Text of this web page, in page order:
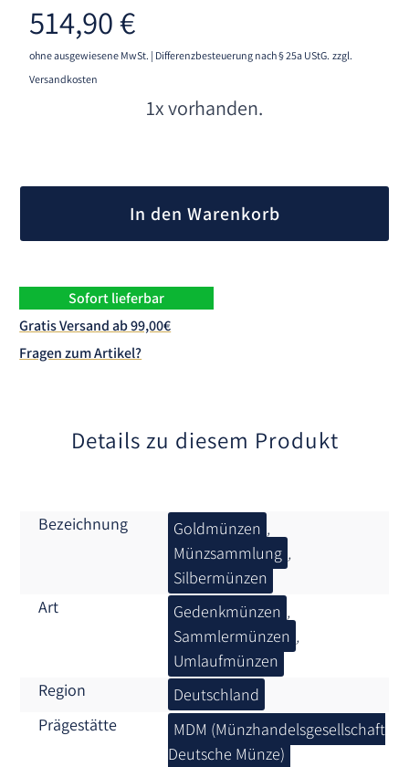
514,90€
ohne ausgewiesene MwSt. | Differenzbesteuerung nach § 25a UStG. zzgl.
Versandkosten
1x vorhanden.
In den Warenkorb
Sofort lieferbar
Gratis Versand ab 99,00€
Fragen zum Artikel?
Details zu diesem Produkt
Bezeichnung Goldmünzen ,
Münzsammlung ,
Silbermünzen
Art
Gedenkmünzen ,
Sammlermünzen ,
Umlaufmünzen
Region
Deutschland
Prägestätte
MDM (Münzhandelsgesellschaft
Deutsche Münze)